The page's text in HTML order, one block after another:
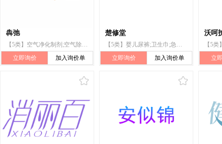
犇弛
【5类】空气净化制剂;空气除臭剂;厕所除臭剂;净化剂;兽医用药;婴儿尿布;医用棉;宠物尿布
立即询价
加入询价单
楚修堂
【5类】婴儿尿裤;卫生巾;急救包;厕所除臭剂;兽医用药;消毒剂;隐形眼镜清洁剂;杀虫剂
立即询价
加入询价单
沃呵
立